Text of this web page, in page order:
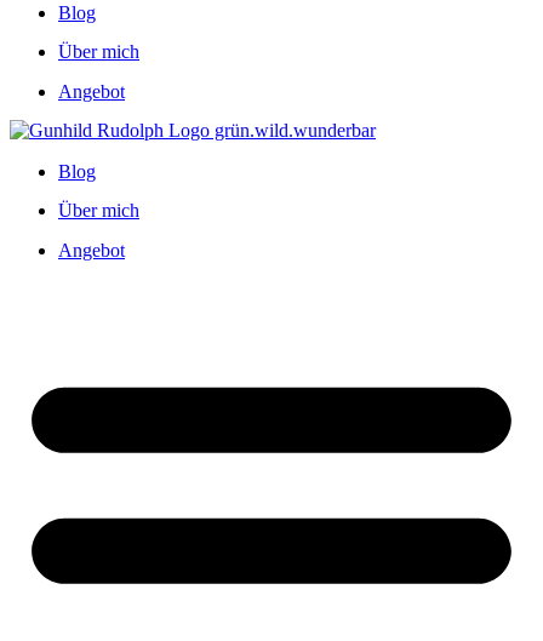
Blog
Über mich
Angebot
Blog
Über mich
Angebot